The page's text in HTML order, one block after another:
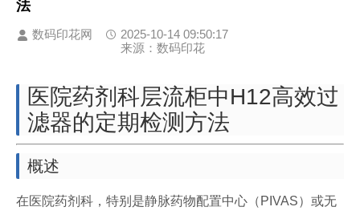
法
数码印花网
2025-10-14 09:50:17
来源：数码印花
医院药剂科层流柜中H12高效过
滤器的定期检测方法
概述
在医院药剂科，特别是静脉药物配置中心（PIVAS）或无